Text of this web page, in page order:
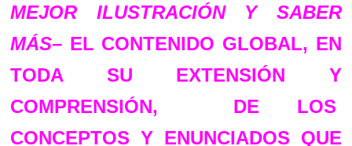
MEJOR ILUSTRACIÓN Y SABER
MÁS– EL CONTENIDO GLOBAL, EN
TODA SU EXTENSIÓN Y
COMPRENSIÓN, DE LOS
CONCEPTOS Y ENUNCIADOS QUE